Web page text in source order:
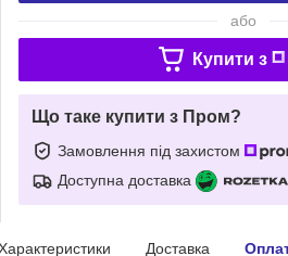
або
Купити з
Що таке купити з Пром?
Замовлення під захистом
Доступна доставка
Доставка